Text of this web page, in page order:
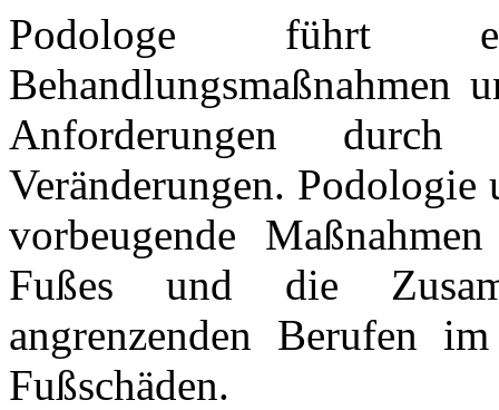
Podologe führt
Behandlungsmaßnahmen
Anforderungen
Veränderungen. Podologie
vorbeugende
Fußes und die
angrenzenden Berufen
Fußschäden.